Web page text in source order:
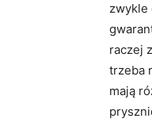
zwykle
raczej
trzeba
mają